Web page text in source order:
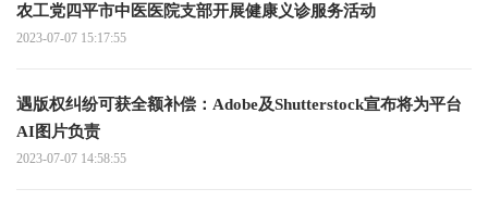
农工党四平市中医医院支部开展健康义诊服务活动
2023-07-07 15:17:55
遇版权纠纷可获全额补偿：Adobe及Shutterstock宣布将为平台
AI图片负责
2023-07-07 14:58:55